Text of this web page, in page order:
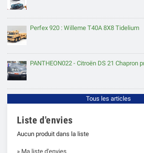
Perfex 920 : Willeme T40A 8X8 Tidelium
PANTHEON022 - Citroën DS 21 Chapron
Tous les articles
Liste d'envies
Aucun produit dans la liste
» Ma liste d'envies